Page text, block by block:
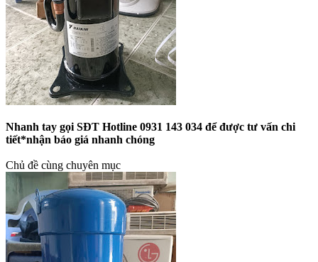
Nhanh tay gọi SĐT Hotline 0931 143 034 để được tư vấn chi
tiết*nhận báo giá nhanh chóng
Chủ đề cùng chuyên mục